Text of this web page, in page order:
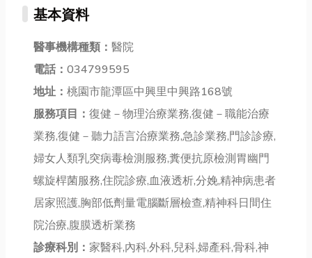
基本資料
醫事機構種類： 醫院
電話： 034799595
地址： 桃園市龍潭區中興里中興路168號
服務項目： 復健－物理治療業務,復健－職能治療
業務,復健－聽力語言治療業務,急診業務,門診診療,
婦女人類乳突病毒檢測服務,糞便抗原檢測胃幽門
螺旋桿菌服務,住院診療,血液透析,分娩,精神病患者
居家照護,胸部低劑量電腦斷層檢查,精神科日間住
院治療,腹膜透析業務
診療科別： 家醫科,內科,外科,兒科,婦產科,骨科,神